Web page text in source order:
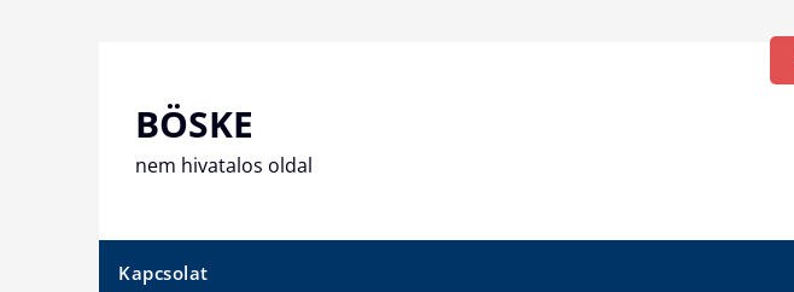
BÖSKE
nem hivatalos oldal
Kapcsolat